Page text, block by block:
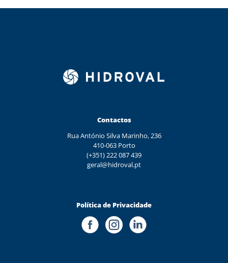
Contactos
Rua António Silva Marinho, 236
410-063 Porto
(+351) 222 087 439
geral@hidroval.pt
Política de Privacidade